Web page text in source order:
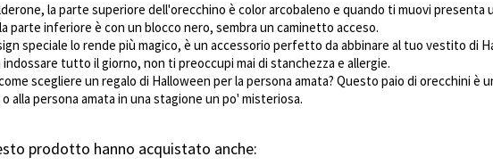
la parte superiore dell'orecchino è color arcobaleno e quando ti muovi presenta
parte inferiore è con un blocco nero, sembra un caminetto acceso.
speciale lo rende più magico, è un accessorio perfetto da abbinare al tuo vestito di
tutto il giorno, non ti preoccupi mai di stanchezza e allergie.
scegliere un regalo di Halloween per la persona amata? Questo paio di orecchini è
persona amata in una stagione un po' misteriosa.
prodotto hanno acquistato anche: